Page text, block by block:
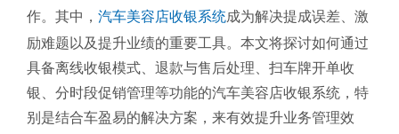
作。其中， 汽车美容店收银系统成为解决提成误差、激
励难题以及提升业绩的重要工具。本文将探讨如何通过
具备离线收银模式、退款与售后处理、扫车牌开单收
银、分时段促销管理等功能的汽车美容店收银系统，特
别是结合车盈易的解决方案，来有效提升业务管理效